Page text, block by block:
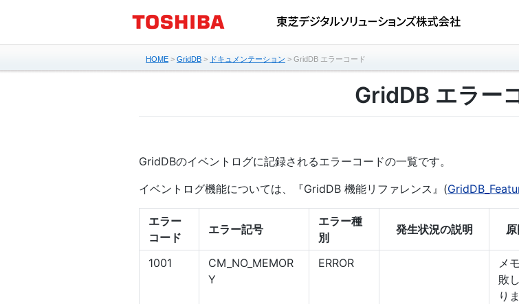
HOME > GridDB > ドキュメンテーション > GridDB エラーコード
GridDB エラー
GridDBのイベントログに記録されるエラーコードの一覧です。
イベントログ機能については、『GridDB 機能リファレンス』(
エラー
コード
エラー記号
エラー種
別
発生状況の説明
1001
CM_NO_MEMOR
Y
ERROR
メ
敗
り